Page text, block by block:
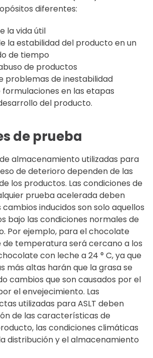
diferentes:
la vida útil
la estabilidad del producto en un
de tiempo
de productos
problemas de inestabilidad
en las etapas
del producto.
de prueba
almacenamiento utilizadas para
de deterioro dependen de las
los productos. Las condiciones de
prueba acelerada deben
inducidos son solo aquellos
​​bajo las condiciones normales de
Por ejemplo, para el chocolate
temperatura será cercano a los
con leche a 24 ° C, ya que
más altas harán que la grasa se
cambios que son causados ​​por el
el envejecimiento. Las
utilizadas para ASLT deben
de las características de
las condiciones climáticas
distribución y el almacenamiento